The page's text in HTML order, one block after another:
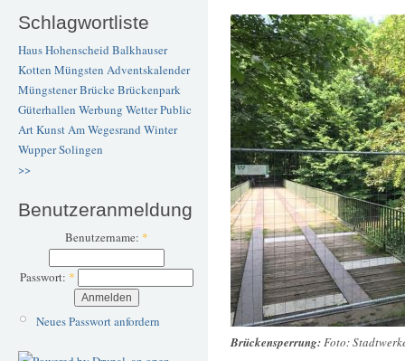
Schlagwortliste
Haus Hohenscheid Balkhauser
Kotten Müngsten Adventskalender
Müngstener BrückeBrückenpark
Güterhallen Werbung WetterPublic
ArtKunstAm Wegesrand Winter
WupperSolingen
>>
Benutzeranmeldung
Benutzername: *
Passwort: *
Neues Passwort anfordern
Brückensperrung:Foto: